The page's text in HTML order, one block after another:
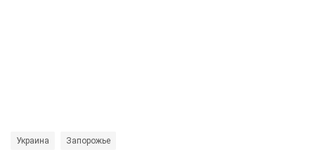
Украина Запорожье